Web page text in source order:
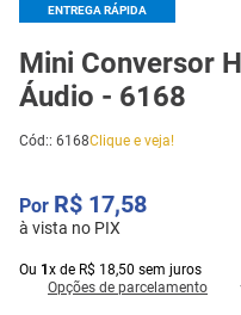
ENTREGA RÁPIDA
Mini Conversor
Áudio - 6168
Cód:: 6168Clique e veja!
R$ 17,58
à vista no PIX
Ou 1 x de R$ 18,50 sem juros
Opções de parcelamento